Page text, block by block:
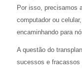
Por isso, precisamos
computador ou
encaminhando para
A questão do
sucessos e fracassos